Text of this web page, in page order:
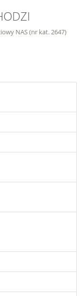
NAS (nr kat. 2647)